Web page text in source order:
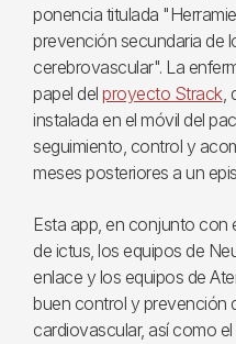
ponencia titulada
prevención secundaria de
cerebrovascular". La
papel del proyecto Strack,
instalada en el móvil del
seguimiento, control y
meses posteriores a un
Esta app, en conjunto con
de ictus, los equipos de
enlace y los equipos de
buen control y prevención
cardiovascular, así como